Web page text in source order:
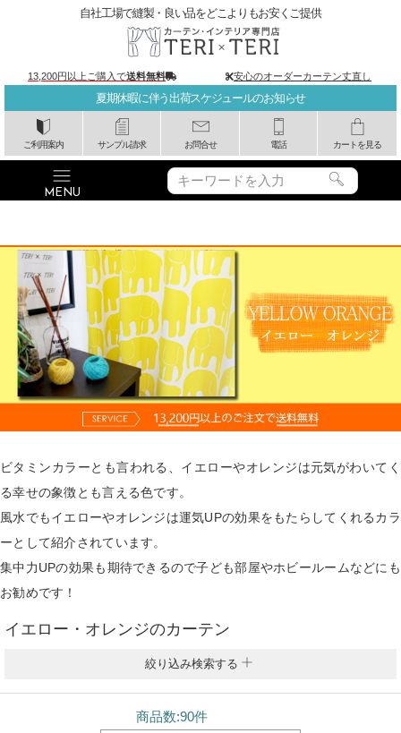
夏期休暇に伴う出荷スケジュールのお知らせ
ご利用案内 サンプル請求 お問合せ 電話 カートを見る
自社工場で縫製・良い品をどこよりもお安くご提供
13,200円以上ご購入で送料無料 安心のオーダーカーテン丈直し
ビタミンカラーとも言われる、イエローやオレンジは元気がわいてく
る幸せの象徴とも言える色です。
風水でもイエローやオレンジは運気UPの効果をもたらしてくれるカラ
ーとして紹介されています。
集中力UPの効果も期待できるので子ども部屋やホビールームなどにも
お勧めです！
イエロー・オレンジのカーテン
絞り込み検索する
商品数:90件